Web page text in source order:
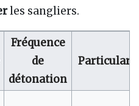
les sangliers.
Fréquence
de
détonation